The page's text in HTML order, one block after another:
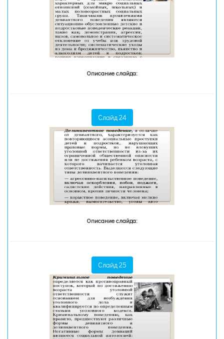
Описание слайда:
Слайд 24
Описание слайда:
Слайд 25